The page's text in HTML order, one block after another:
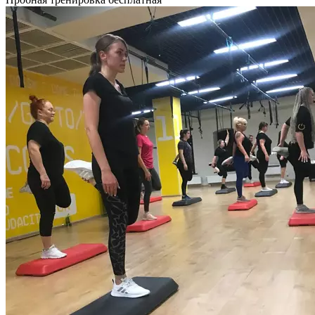
для начинающих. Включает в себя обучение свободному
владению базовыми шагами степ-аэробики и соединение
их в различные комбинации легкого уровня.
Продолжительность 55 минут.